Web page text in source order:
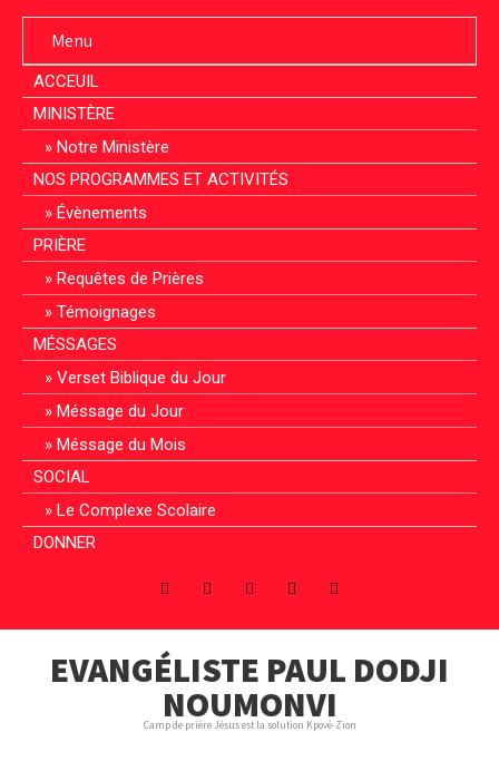
Menu
ACCEUIL
MINISTÈRE
Notre Ministère
NOS PROGRAMMES ET ACTIVITÉS
Évènements
PRIÈRE
Requêtes de Prières
Témoignages
MÉSSAGES
Verset Biblique du Jour
Méssage du Jour
Méssage du Mois
SOCIAL
Le Complexe Scolaire
DONNER
EVANGÉLISTE PAUL DODJI
NOUMONVI
Camp de prière Jésus est la solution Kpové-Zion